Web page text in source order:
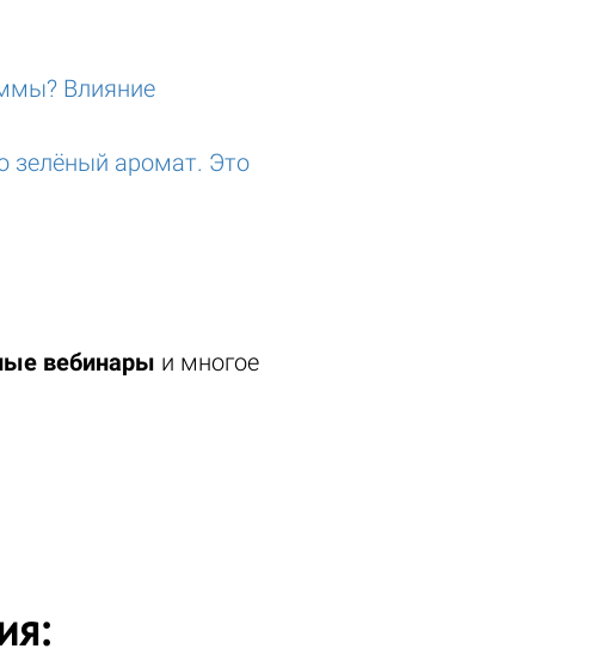
Влияние
зелёный аромат. Это
вебинары и многое